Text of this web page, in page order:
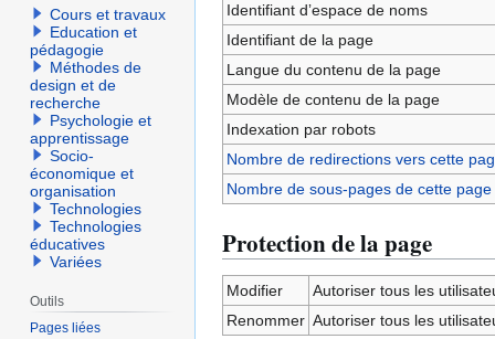
Identifiant dʼespace de noms
Identifiant de la page
Langue du contenu de la page
Modèle de contenu de la page
Indexation par robots
Nombre de redirections vers cette
Nombre de sous-pages de cette page
Protection de la page
Modifier
Autoriser tous les
Renommer Autoriser tous les
Cours et travaux
Education et
pédagogie
Méthodes de
design et de
recherche
Psychologie et
apprentissage
Socio-
économique et
organisation
Technologies
Technologies
éducatives
Variées
Outils
Pages liées